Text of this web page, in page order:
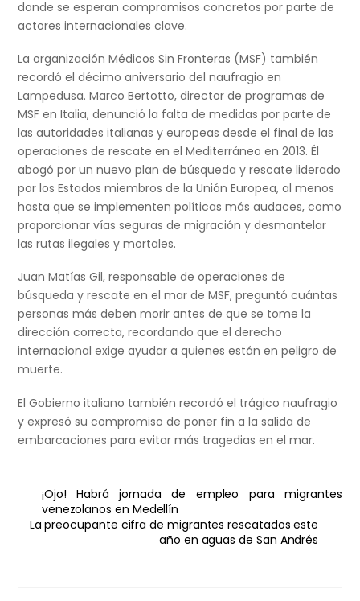
donde se esperan compromisos concretos por parte de
actores internacionales clave.
La organización Médicos Sin Fronteras (MSF) también
recordó el décimo aniversario del naufragio en
Lampedusa. Marco Bertotto, director de programas de
MSF en Italia, denunció la falta de medidas por parte de
las autoridades italianas y europeas desde el final de las
operaciones de rescate en el Mediterráneo en 2013. Él
abogó por un nuevo plan de búsqueda y rescate liderado
por los Estados miembros de la Unión Europea, al menos
hasta que se implementen políticas más audaces, como
proporcionar vías seguras de migración y desmantelar
las rutas ilegales y mortales.
Juan Matías Gil, responsable de operaciones de
búsqueda y rescate en el mar de MSF, preguntó cuántas
personas más deben morir antes de que se tome la
dirección correcta, recordando que el derecho
internacional exige ayudar a quienes están en peligro de
muerte.
El Gobierno italiano también recordó el trágico naufragio
y expresó su compromiso de poner fin a la salida de
embarcaciones para evitar más tragedias en el mar.
¡Ojo! Habrá jornada de empleo para migrantes
venezolanos en Medellín
La preocupante cifra de migrantes rescatados este
año en aguas de San Andrés